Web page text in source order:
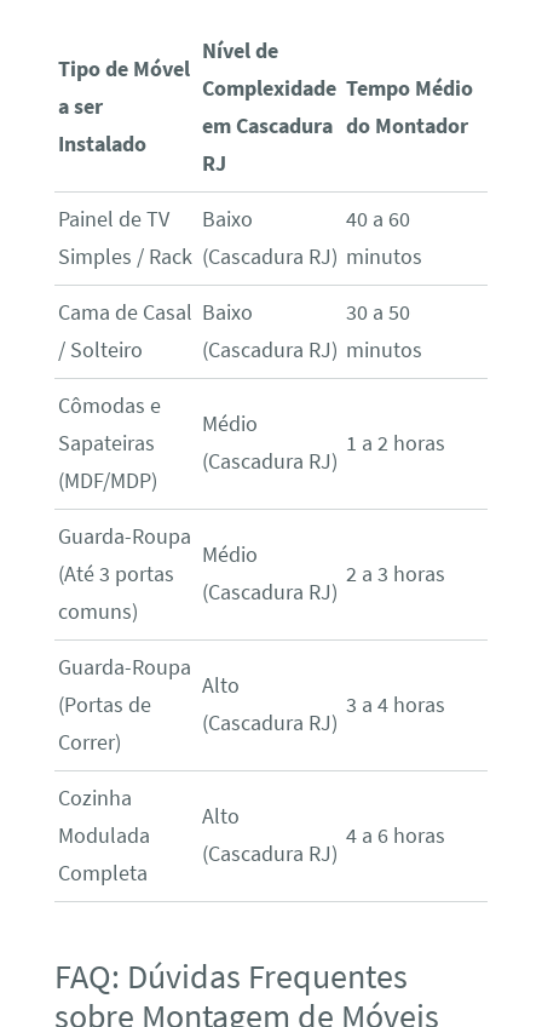
Tipo de Móvel
a ser
Instalado
Nível de
Complexidade
em Cascadura
RJ
Tempo Médio
do Montador
Painel de TV
Simples / Rack
Baixo
(Cascadura RJ)
40 a 60
minutos
Cama de Casal
/ Solteiro
Baixo
(Cascadura RJ)
30 a 50
minutos
Cômodas e
Sapateiras
(MDF/MDP)
Médio
(Cascadura RJ)
1 a 2 horas
Guarda-Roupa
(Até 3 portas
comuns)
Médio
(Cascadura RJ)
2 a 3 horas
Guarda-Roupa
(Portas de
Correr)
Alto
(Cascadura RJ)
3 a 4 horas
Cozinha
Modulada
Completa
Alto
(Cascadura RJ)
4 a 6 horas
FAQ: Dúvidas Frequentes
sobre Montagem de Móveis